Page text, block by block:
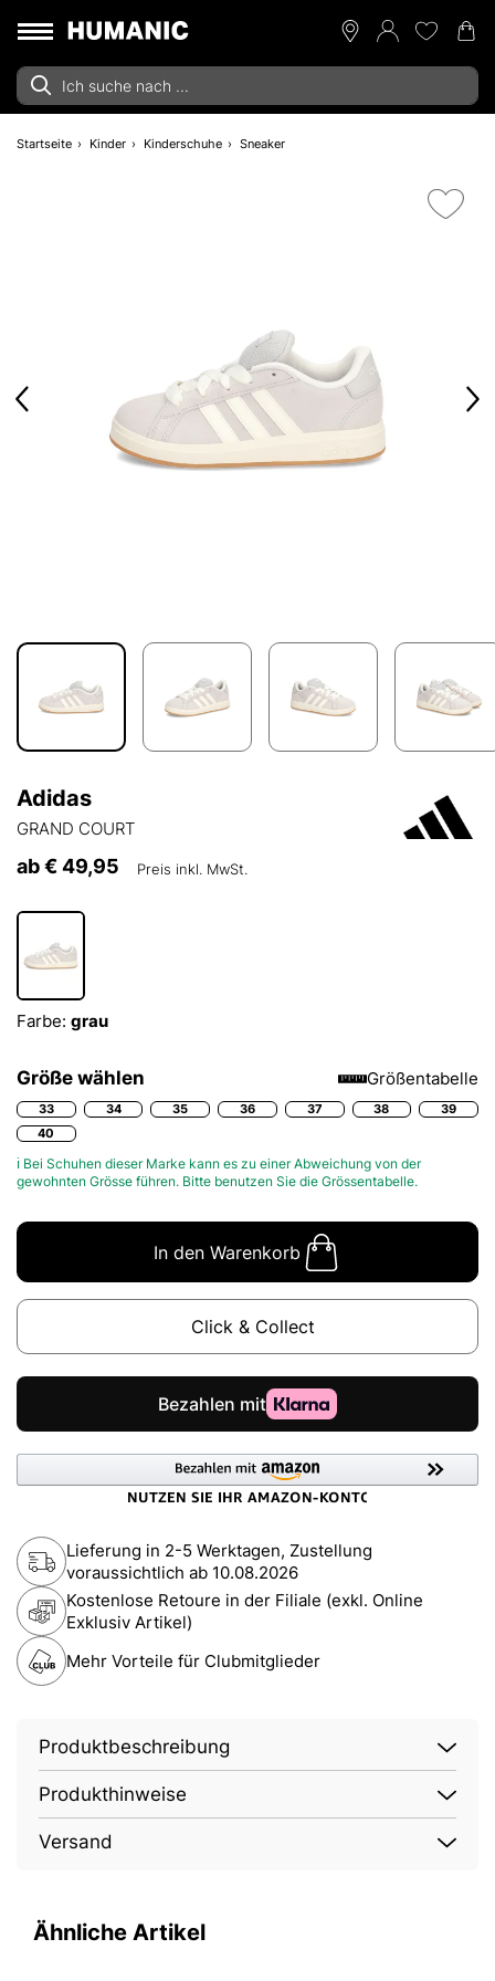
Startseite Kinder Kinderschuhe Sneaker
Adidas
GRAND COURT
ab€ 49,95 Preis inkl. MwSt.
Farbe: grau
Größe wählen Größentabelle
33 34 35 36 37 38
39
40
ℹ Bei Schuhen dieser Marke kann es zu einer Abweichung von der
gewohnten Grösse führen. Bitte benutzen Sie die Grössentabelle.
In den Warenkorb
Click & Collect
Lieferung in 2-5 Werktagen, Zustellung
voraussichtlich ab 10.08.2026
Kostenlose Retoure in der Filiale (exkl. Online
Exklusiv Artikel)
Mehr Vorteile für Clubmitglieder
Produktbeschreibung
Produkthinweise
Versand
Ähnliche Artikel